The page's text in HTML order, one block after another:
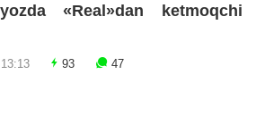
«Real»dan ketmoqchi
93 47